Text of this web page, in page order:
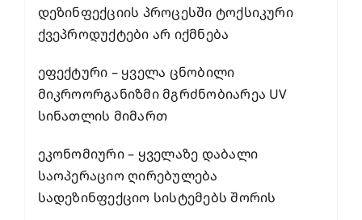
დეზინფექციის პროცესში ტოქსიკური
ქვეპროდუქტები არ იქმნება
ეფექტური – ყველა ცნობილი
მიკროორგანიზმი მგრძნობიარეა UV
სინათლის მიმართ
ეკონომიური – ყველაზე დაბალი
საოპერაციო ღირებულება
სადეზინფექციო სისტემებს შორის